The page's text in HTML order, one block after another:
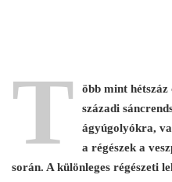
T
öbb mint
századi
ágyúgolyókra,
a régészek a
során. A különleges régészeti